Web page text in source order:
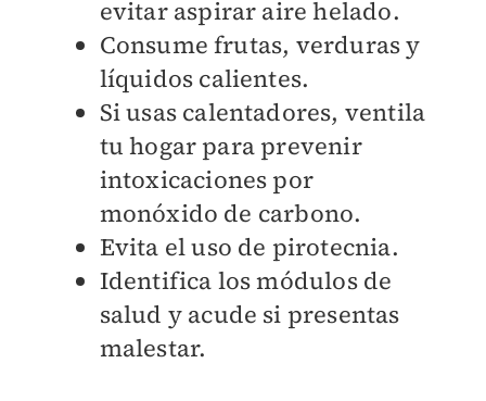
evitar aspirar aire helado.
Consume frutas, verduras y
líquidos calientes.
Si usas calentadores, ventila
tu hogar para prevenir
intoxicaciones por
monóxido de carbono.
Evita el uso de pirotecnia.
Identifica los módulos de
salud y acude si presentas
malestar.